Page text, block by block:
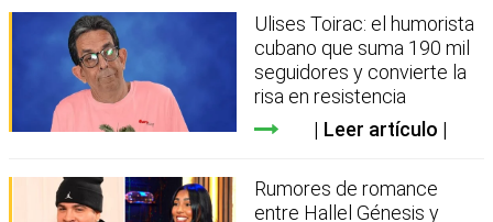
Ulises Toirac: el humorista
cubano que suma 190 mil
seguidores y convierte la
risa en resistencia
Leer artículo
Rumores de romance
entre Hallel Génesis y